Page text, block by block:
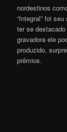
nordestinos
“Integral” foi
ter se
gravadora ele
produzido,
prêmios.